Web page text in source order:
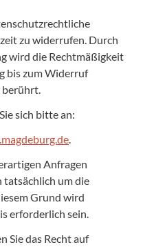
zu widerrufen. Durch
wird die Rechtmäßigkeit
bis zum Widerruf
sich bitte an:
Anfragen
tatsächlich um die
Grund wird
erforderlich sein.
Sie das Recht auf